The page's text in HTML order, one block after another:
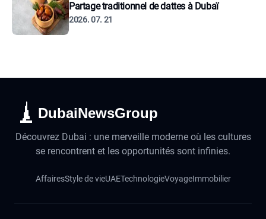
Partage traditionnel de dattes à Dubaï
2026. 07. 21
DubaiNewsGroup
Découvrez Dubai : une merveille moderne où les cultures
se rencontrent et les opportunités sont infinies.
AffairesStyle de vieUAETechnologieVoyageImmobilier